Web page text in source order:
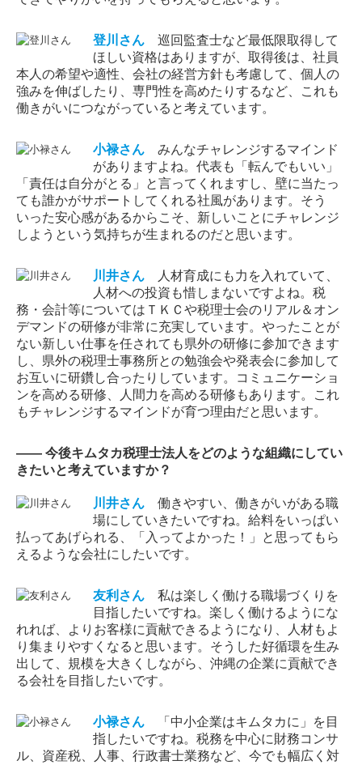
登川 さん巡回監査士など最低限取得して
ほしい資格はありますが、取得後は、社員
本人の希望や適性、会社の経営方針も考慮して、個人の
強みを伸ばしたり、専門性を高めたりするなど、これも
働きがいにつながっていると考えています。
小禄さんみんなチャレンジするマインド
がありますよね。代表も「転んでもいい」
「責任は自分がとる」と言ってくれますし、壁に当たっ
ても誰かがサポートしてくれる社風があります。そう
いった安心感があるからこそ、新しいことにチャレンジ
しようという気持ちが生まれるのだと思います。
川井さん人材育成にも力を入れていて、
人材への投資も惜しまないですよね。税
務・会計等についてはＴＫＣや税理士会のリアル＆オン
デマンドの研修が非常に充実しています。やったことが
ない新しい仕事を任されても県外の研修に参加できます
し、県外の税理士事務所との勉強会や発表会に参加して
お互いに研鑽し合ったりしています。コミュニケーショ
ンを高める研修、人間力を高める研修もあります。これ
もチャレンジするマインドが育つ理由だと思います。
―― 今後キムタカ税理士法人をどのような組織にしてい
きたいと考えていますか？
川井さん働きやすい、働きがいがある職
場にしていきたいですね。給料をいっぱい
払ってあげられる、「入ってよかった！」と思ってもら
えるような会社にしたいです。
友利 さん私は楽しく働ける職場づくりを
目指したいですね。楽しく働けるようにな
れれば、よりお客様に貢献できるようになり、人材もよ
り集まりやすくなると思います。そうした好循環を生み
出して、規模を大きくしながら、沖縄の企業に貢献でき
る会社を目指したいです。
小禄さん「中小企業はキムタカに」を目
指したいですね。税務を中心に財務コンサ
ル、資産税、人事、行政書士業務など、今でも幅広く対